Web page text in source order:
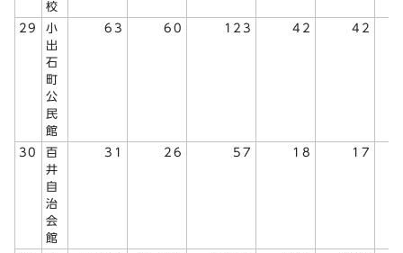
校
29
小
出
石
町
公
民
館
63 60 123 42 42
30
百
井
自
治
会
館
31 26 57 18 17